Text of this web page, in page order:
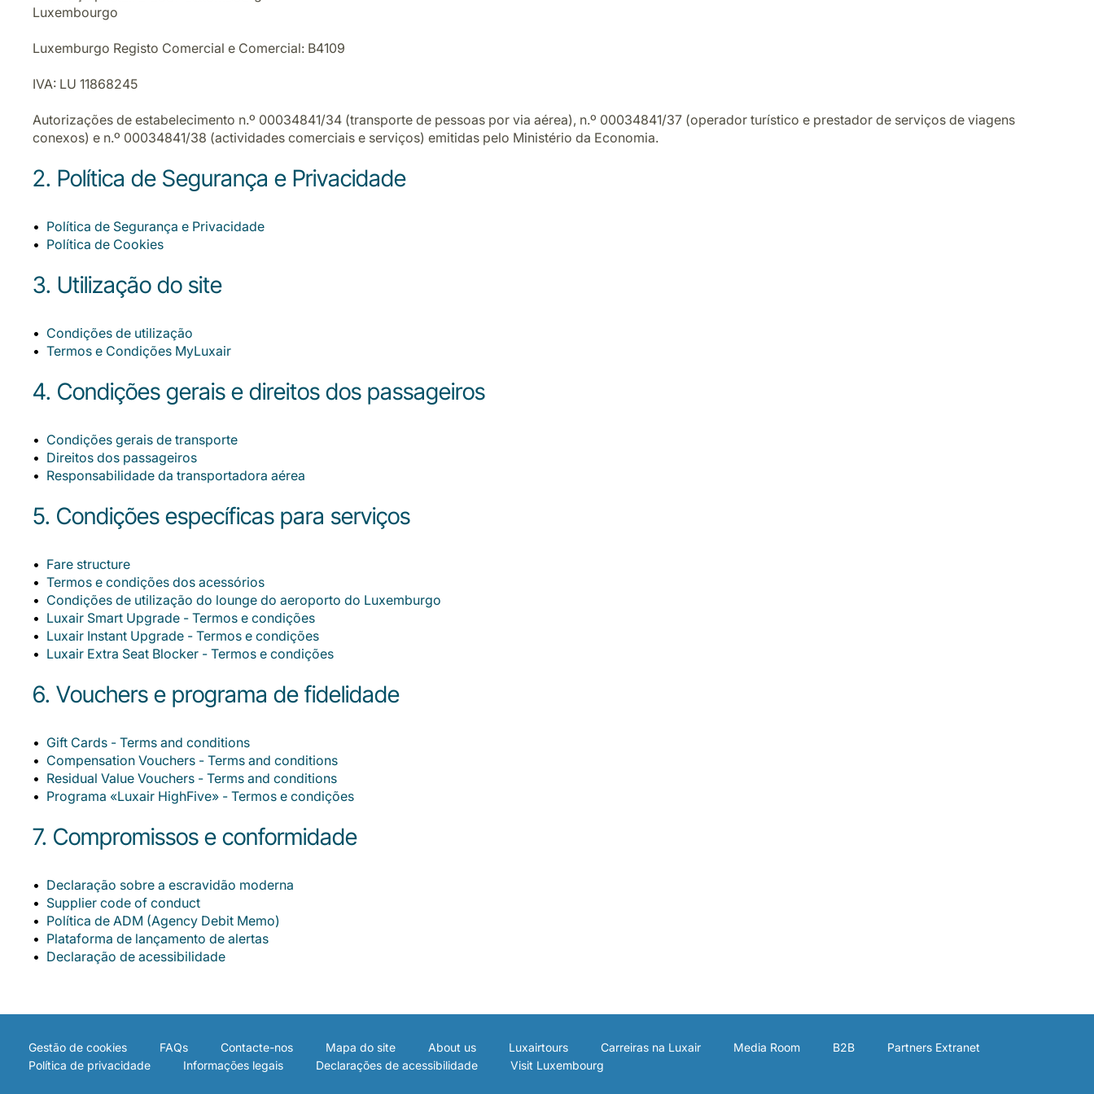
Luxembourgo
Luxemburgo Registo Comercial e Comercial: B4109
IVA: LU 11868245
Autorizações de estabelecimento n.º 00034841/34 (transporte de pessoas por via aérea), n.º 00034841/37 (operador turístico e prestador de serviços de viagens
conexos) e n.º 00034841/38 (actividades comerciais e serviços) emitidas pelo Ministério da Economia.
2. Política de Segurança e Privacidade
Política de Segurança e Privacidade
Política de Cookies
3. Utilização do site
Condições de utilização
Termos e Condições MyLuxair
4. Condições gerais e direitos dos passageiros
Condições gerais de transporte
Direitos dos passageiros
Responsabilidade da transportadora aérea
5. Condições específicas para serviços
Fare structure
Termos e condições dos acessórios
Condições de utilização do lounge do aeroporto do Luxemburgo
Luxair Smart Upgrade - Termos e condições
Luxair Instant Upgrade - Termos e condições
Luxair Extra Seat Blocker - Termos e condições
6. Vouchers e programa de fidelidade
Gift Cards - Terms and conditions
Compensation Vouchers - Terms and conditions
Residual Value Vouchers - Terms and conditions
Programa «Luxair HighFive» - Termos e condições
7. Compromissos e conformidade
Declaração sobre a escravidão moderna
Supplier code of conduct
Política de ADM (Agency Debit Memo)
Plataforma de lançamento de alertas
Declaração de acessibilidade
Gestão de cookies FAQs Contacte-nos Mapa do site About us Luxairtours Carreiras na Luxair Media Room B2B
Partners Extranet
Política de privacidade
Informações legais Declarações de acessibilidade Visit Luxembourg